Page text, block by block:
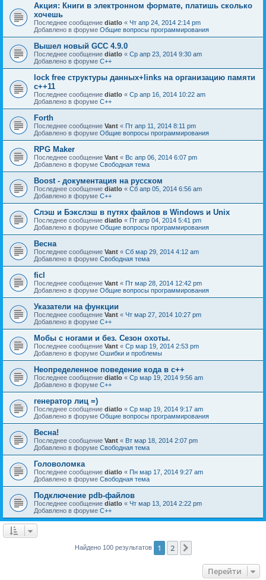
Акция: Книги в электронном формате, платишь сколько
хочешь
Последнее сообщение diatlo « Чт апр 24, 2014 2:14 pm
Добавлено в форуме Общие вопросы программирования
Вышел новый GCC 4.9.0
Последнее сообщение diatlo « Ср апр 23, 2014 9:30 am
Добавлено в форуме C++
lock free структуры данных+links на организацию памяти
c++11
Последнее сообщение diatlo « Ср апр 16, 2014 10:22 am
Добавлено в форуме C++
Forth
Последнее сообщение Vant « Пт апр 11, 2014 8:11 pm
Добавлено в форуме Общие вопросы программирования
RPG Maker
Последнее сообщение Vant « Вс апр 06, 2014 6:07 pm
Добавлено в форуме Свободная тема
Boost - документация на русском
Последнее сообщение diatlo « Сб апр 05, 2014 6:56 am
Добавлено в форуме C++
Слэш и Бэкслэш в путях файлов в Windows и Unix
Последнее сообщение diatlo « Пт апр 04, 2014 5:41 pm
Добавлено в форуме Общие вопросы программирования
Весна
Последнее сообщение Vant « Сб мар 29, 2014 4:12 am
Добавлено в форуме Свободная тема
ficl
Последнее сообщение Vant « Пт мар 28, 2014 12:42 pm
Добавлено в форуме Общие вопросы программирования
Указатели на функции
Последнее сообщение Vant « Чт мар 27, 2014 10:27 pm
Добавлено в форуме C++
Мобы с ногами и без. Сезон охоты.
Последнее сообщение Vant « Ср мар 19, 2014 2:53 pm
Добавлено в форуме Ошибки и проблемы
Неопределенное поведение кода в c++
Последнее сообщение diatlo « Ср мар 19, 2014 9:56 am
Добавлено в форуме C++
генератор лиц =)
Последнее сообщение diatlo « Ср мар 19, 2014 9:17 am
Добавлено в форуме Общие вопросы программирования
Весна!
Последнее сообщение Vant « Вт мар 18, 2014 2:07 pm
Добавлено в форуме Свободная тема
Головоломка
Последнее сообщение diatlo « Пн мар 17, 2014 9:27 am
Добавлено в форуме Свободная тема
Подключение pdb-файлов
Последнее сообщение diatlo « Чт мар 13, 2014 2:22 pm
Добавлено в форуме C++
Найдено 100 результатов 1 2
Перейти